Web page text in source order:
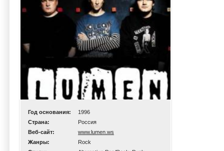
Год основания:
1996
Страна:
Россия
Веб-сайт:
www.lumen.ws
Жанры:
Rock